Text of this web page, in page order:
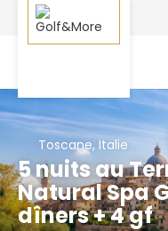
Toscane, Italie
5 nuits au
Natural Spa
dîners + 4 gf